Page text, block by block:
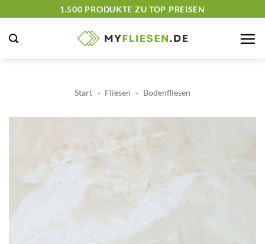
springen
1.500 PRODUKTE ZU TOP PREISEN
Start » Fliesen » Bodenfliesen